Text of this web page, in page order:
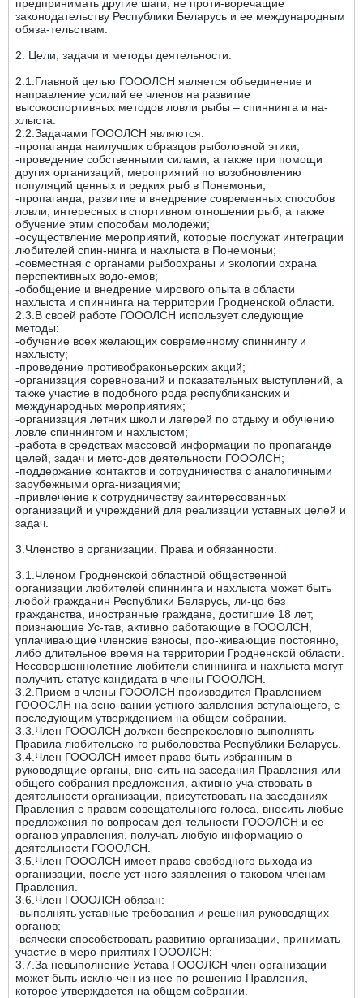
предпринимать другие шаги, не проти-воречащие
законодательству Республики Беларусь и ее международным
обяза-тельствам.
2. Цели, задачи и методы деятельности.
2.1.Главной целью ГОООЛСН является объединение и
направление усилий ее членов на развитие
высокоспортивных методов ловли рыбы – спиннинга и на-
хлыста.
2.2.Задачами ГОООЛСН являются:
-пропаганда наилучших образцов рыболовной этики;
-проведение собственными силами, а также при помощи
других организаций, мероприятий по возобновлению
популяций ценных и редких рыб в Понемоньи;
-пропаганда, развитие и внедрение современных способов
ловли, интересных в спортивном отношении рыб, а также
обучение этим способам молодежи;
-осуществление мероприятий, которые послужат интеграции
любителей спин-нинга и нахлыста в Понемоньи;
-совместная с органами рыбоохраны и экологии охрана
перспективных водо-емов;
-обобщение и внедрение мирового опыта в области
нахлыста и спиннинга на территории Гродненской области.
2.3.В своей работе ГОООЛСН использует следующие
методы:
-обучение всех желающих современному спиннингу и
нахлысту;
-проведение противобраконьерских акций;
-организация соревнований и показательных выступлений, а
также участие в подобного рода республиканских и
международных мероприятиях;
-организация летних школ и лагерей по отдыху и обучению
ловле спиннингом и нахлыстом;
-работа в средствах массовой информации по пропаганде
целей, задач и мето-дов деятельности ГОООЛСН;
-поддержание контактов и сотрудничества с аналогичными
зарубежными орга-низациями;
-привлечение к сотрудничеству заинтересованных
организаций и учреждений для реализации уставных целей и
задач.
3.Членство в организации. Права и обязанности.
3.1.Членом Гродненской областной общественной
организации любителей спиннинга и нахлыста может быть
любой гражданин Республики Беларусь, ли-цо без
гражданства, иностранные граждане, достигшие 18 лет,
признающие Ус-тав, активно работающие в ГОООЛСН,
уплачивающие членские взносы, про-живающие постоянно,
либо длительное время на территории Гродненской области.
Несовершеннолетние любители спиннинга и нахлыста могут
получить статус кандидата в члены ГОООЛСН.
3.2.Прием в члены ГОООЛСН производится Правлением
ГОООСЛН на осно-вании устного заявления вступающего, с
последующим утверждением на общем собрании.
3.3.Член ГОООЛСН должен беспрекословно выполнять
Правила любительско-го рыболовства Республики Беларусь.
3.4.Член ГОООЛСН имеет право быть избранным в
руководящие органы, вно-сить на заседания Правления или
общего собрания предложения, активно уча-ствовать в
деятельности организации, присутствовать на заседаниях
Правления с правом совещательного голоса, вносить любые
предложения по вопросам дея-тельности ГОООЛСН и ее
органов управления, получать любую информацию о
деятельности ГОООЛСН.
3.5.Член ГОООЛСН имеет право свободного выхода из
организации, после уст-ного заявления о таковом членам
Правления.
3.6.Член ГОООЛСН обязан:
-выполнять уставные требования и решения руководящих
органов;
-всячески способствовать развитию организации, принимать
участие в меро-приятиях ГОООЛСН;
3.7.За невыполнение Устава ГОООЛСН член организации
может быть исклю-чен из нее по решению Правления,
которое утверждается на общем собрании.